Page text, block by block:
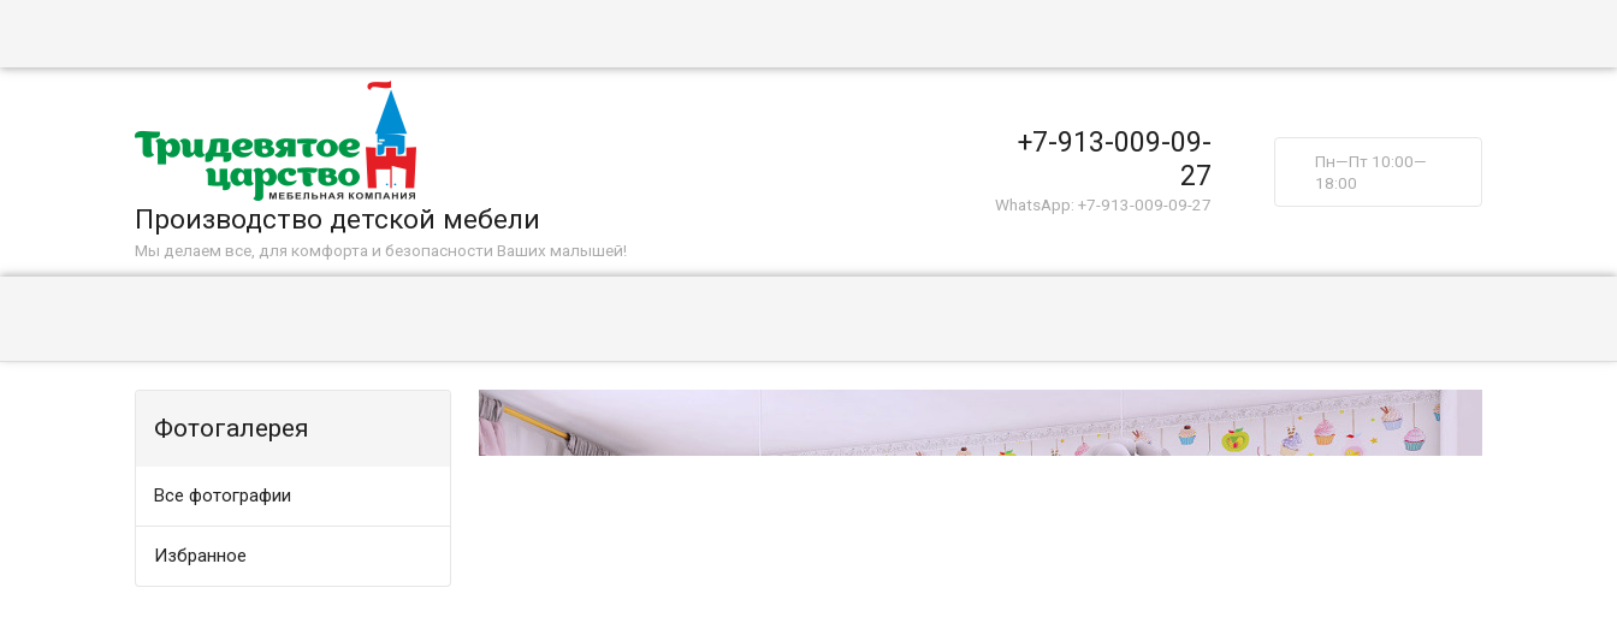
Производство детской мебели
Мы делаем все, для комфорта и безопасности Ваших малышей!
+7-913-009-09-
27
WhatsApp: +7-913-009-09-27
Пн—Пт 10:00—
18:00
Фотогалерея
Все фотографии
Избранное